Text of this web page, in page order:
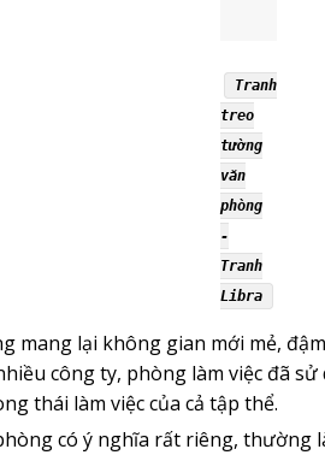
Tranh
treo
tường
văn
phòng
-
Tranh
Libra
mang lại không gian mới mẻ,
công ty, phòng làm việc đã
thái làm việc của cả tập thể.
có ý nghĩa rất riêng, thường